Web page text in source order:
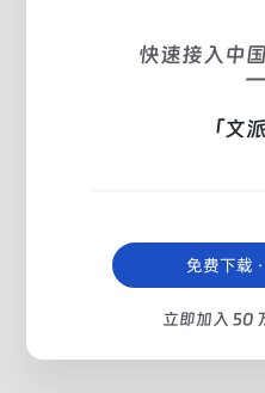
快速接入中
「文
免费下载 ·
立即加入 50